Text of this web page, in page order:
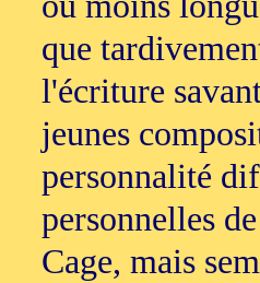
que
l'écriture
jeunes
personnalité
personnelles
Cage, mais